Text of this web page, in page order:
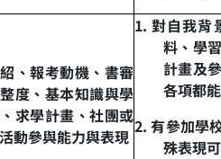
、報考動機、書審
度、基本知識與學
求學計畫、社團或
動參與能力與表現
1. 對自我背
料 、 學
計畫及
各項都
2. 有參加學
殊表現